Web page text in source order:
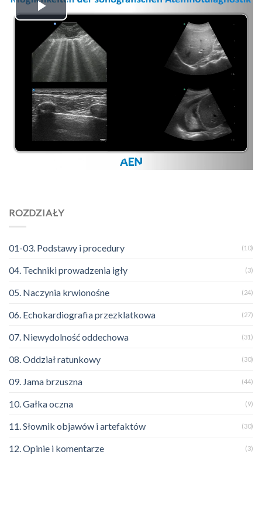
Play
Video
ROZDZIAŁY
01-03. Podstawy i procedury (10)
04. Techniki prowadzenia igły (3)
05. Naczynia krwionośne (24)
06. Echokardiografia przezklatkowa (27)
07. Niewydolność oddechowa (31)
08. Oddział ratunkowy (30)
09. Jama brzuszna (44)
10. Gałka oczna (9)
11. Słownik objawów i artefaktów (30)
12. Opinie i komentarze (3)